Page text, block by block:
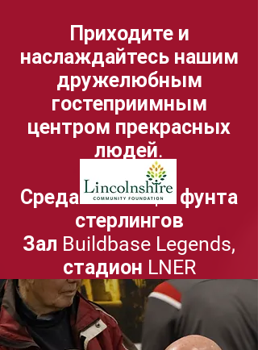
Приходите и
наслаждайтесь нашим
дружелюбным
гостеприимным
центром прекрасных
людей.
Среда10 - 12 | 3 фунта
стерлингов
Зал Buildbase Legends,
стадион LNER